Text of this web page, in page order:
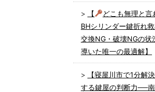
【
どこも無理と言
BHシリンダー鍵折れ救
交換NG・破壊NGの状
導いた唯一の最適解】
【寝屋川市で1分解
する鍵屋の判断力──